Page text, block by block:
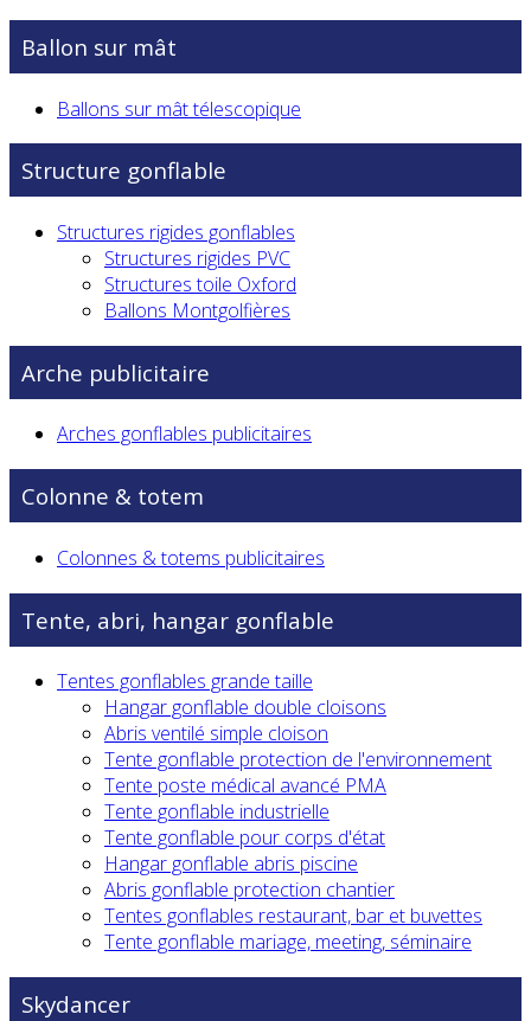
Ballon sur mât
Ballons sur mât télescopique
Structure gonflable
Structures rigides gonflables
Structures rigides PVC
Structures toile Oxford
Ballons Montgolfières
Arche publicitaire
Arches gonflables publicitaires
Colonne & totem
Colonnes & totems publicitaires
Tente, abri, hangar gonflable
Tentes gonflables grande taille
Hangar gonflable double cloisons
Abris ventilé simple cloison
Tente gonflable protection de l'environnement
Tente poste médical avancé PMA
Tente gonflable industrielle
Tente gonflable pour corps d'état
Hangar gonflable abris piscine
Abris gonflable protection chantier
Tentes gonflables restaurant, bar et buvettes
Tente gonflable mariage, meeting, séminaire
Skydancer